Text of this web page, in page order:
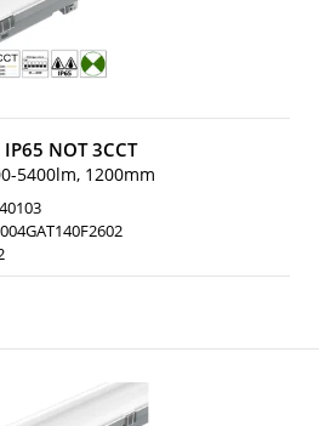
NOT 3CCT
5400lm, 1200mm